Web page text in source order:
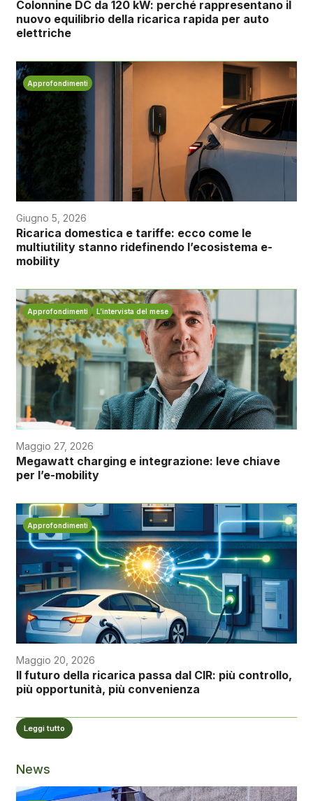
Colonnine DC da 120 kW: perché rappresentano il
nuovo equilibrio della ricarica rapida per auto
elettriche
Approfondimenti
Giugno 5, 2026
Ricarica domestica e tariffe: ecco come le
multiutility stanno ridefinendo l’ecosistema e-
mobility
Approfondimenti L’intervista del mese
Maggio 27, 2026
Megawatt charging e integrazione: leve chiave
per l’e-mobility
Approfondimenti
Maggio 20, 2026
Il futuro della ricarica passa dal CIR: più controllo,
più opportunità, più convenienza
Leggi tutto
News